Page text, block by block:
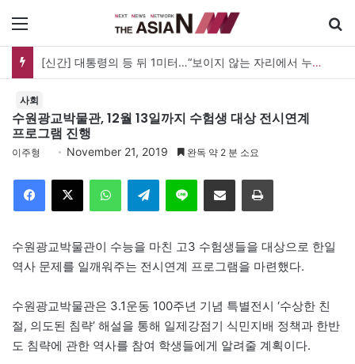
[신간] 대통령의 등 뒤 1미터…“보이지 않는 자리에서 누구를 지킨다는 것”
사회
수원광교박물관, 12월 13일까지 수험생 대상 전시연계
프로그램 진행
이주형 November 21, 2019 완독 약 2 분 소요
Telegram 이메일
수원광교박물관이 수능을 마친 고3 수험생들을 대상으로 한일
역사 문제를 일깨워주는 전시연계 프로그램을 마련했다.
수원광교박물관은 3.1운동 100주년 기념 특별전시 ‘수상한 친
절, 의도된 침략’ 해설을 통해 일제강점기 식민지배 정책과 한반
도 침략에 관한 역사를 참여 학생들에게 알려줄 계획이다.